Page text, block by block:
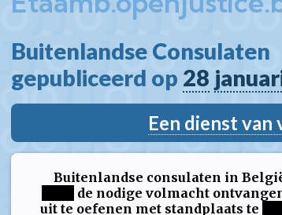
Buitenlandse Consulaten
gepubliceerd op 28
Een dienst van
Buitenlandse consulaten in
de nodige volmacht
uit te oefenen met standplaats te